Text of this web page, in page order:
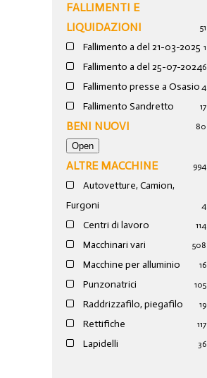
FALLIMENTI E
LIQUIDAZIONI
51
Fallimento a del 21-03-2025 1
Fallimento a del 25-07-20246
Fallimento presse a Osasio 4
Fallimento Sandretto 17
BENI NUOVI 80
ALTRE MACCHINE 994
Autovetture, Camion,
Furgoni
4
Centri di lavoro 114
Macchinari vari 508
Macchine per alluminio 16
Punzonatrici 105
Raddrizzafilo, piegafilo 19
Rettifiche 117
Lapidelli 36